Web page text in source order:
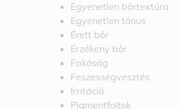
Egyenetlen bőrtextúra
Egyenetlen tónus
Érett bőr
Érzékeny bőr
Fakóság
Feszességvesztés
Irritáció
Pigmentfoltok